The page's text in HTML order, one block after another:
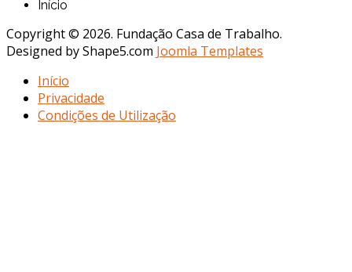
Início
Copyright © 2026. Fundação Casa de Trabalho.
Designed by Shape5.com Joomla Templates
Início
Privacidade
Condições de Utilização